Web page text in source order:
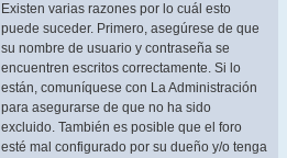
Existen varias razones por lo cuál esto
puede suceder. Primero, asegúrese de que
su nombre de usuario y contraseña se
encuentren escritos correctamente. Si lo
están, comuníquese con La Administración
para asegurarse de que no ha sido
excluido. También es posible que el foro
esté mal configurado por su dueño y/o tenga